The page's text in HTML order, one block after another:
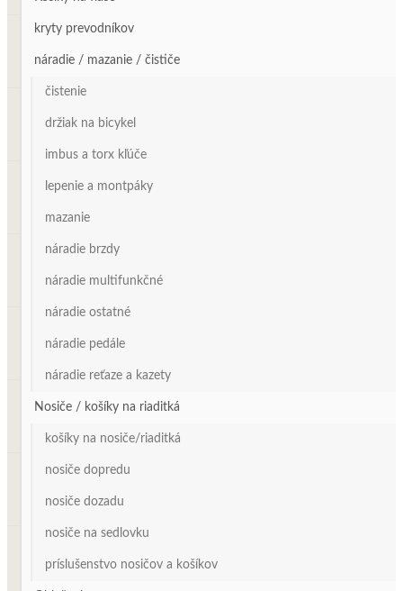
kryty prevodníkov
náradie / mazanie / čističe
čistenie
držiak na bicykel
imbus a torx kľúče
lepenie a montpáky
mazanie
náradie brzdy
náradie multifunkčné
náradie ostatné
náradie pedále
náradie reťaze a kazety
Nosiče / košíky na riaditká
košíky na nosiče/riaditká
nosiče dopredu
nosiče dozadu
nosiče na sedlovku
príslušenstvo nosičov a košíkov